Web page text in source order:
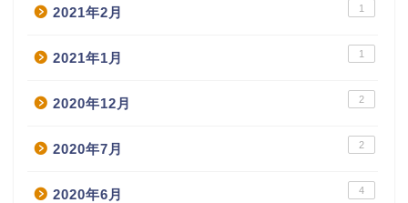
2021年2月 1
2021年1月 1
2020年12月 2
2020年7月 2
2020年6月 4